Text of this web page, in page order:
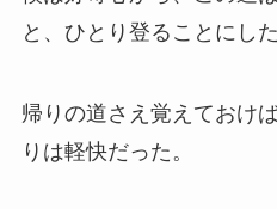
と、ひとり登ることにした
帰りの道さえ覚えておけ
りは軽快だった。